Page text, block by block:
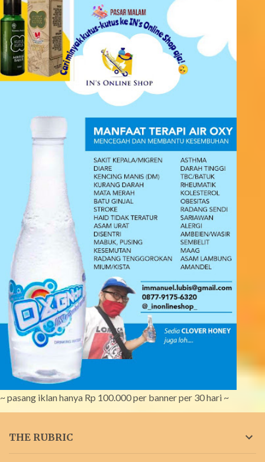
~ pasang iklan hanya Rp 100.000 per banner per 30 hari ~
THE RUBRIC